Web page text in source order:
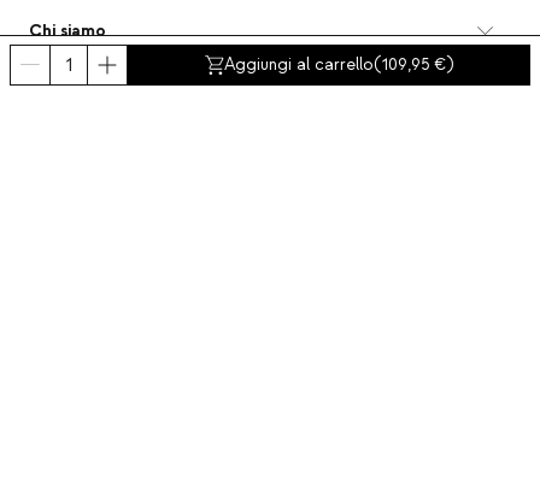
Aggiungi al carrello(109,95 )
Chi siamo
Categorie
Contatto e aiuto